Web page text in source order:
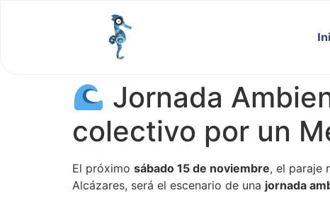
Jornada
colectivo por un
El próximo sábado 15 de noviembre, el paraje
Alcázares, será el escenario de una jornada